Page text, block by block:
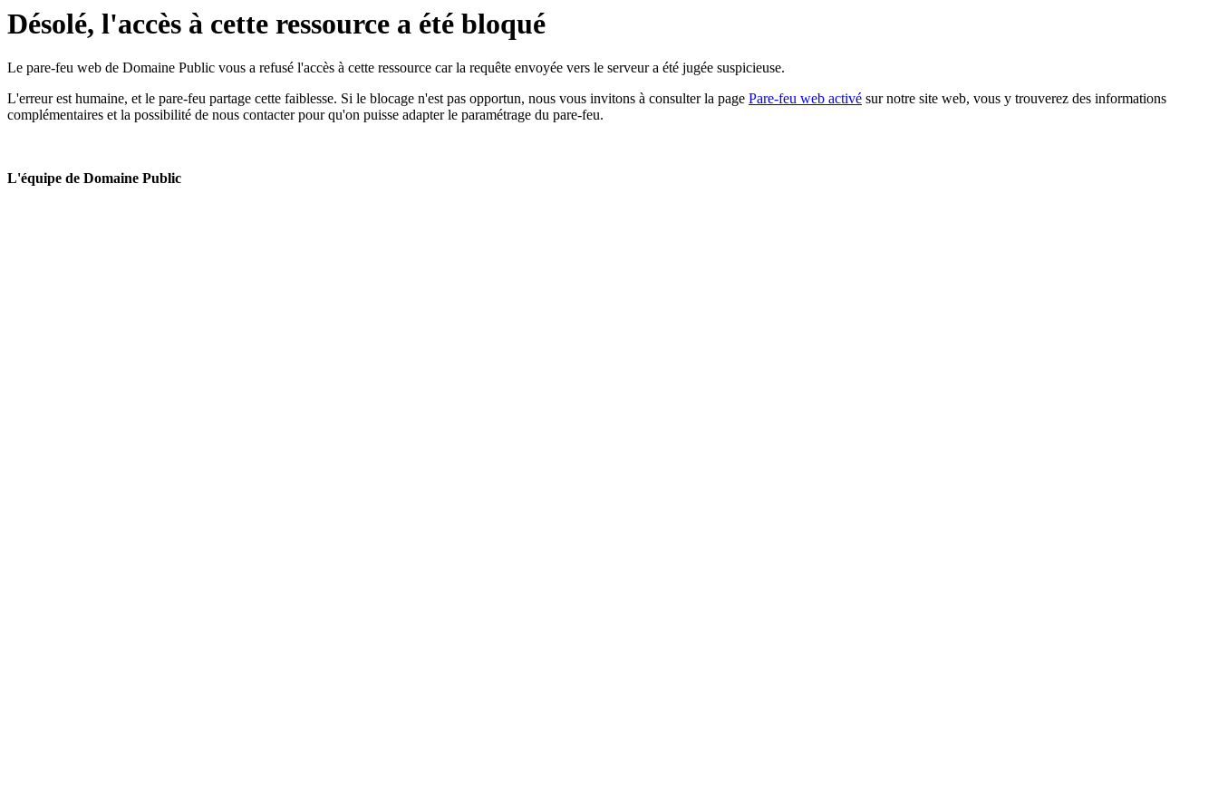
Désolé, l'accès à cette ressource a été bloqué
Le pare-feu web de Domaine Public vous a refusé l'accès à cette ressource car la requête envoyée vers le serveur a été jugée suspicieuse.
L'erreur est humaine, et le pare-feu partage cette faiblesse. Si le blocage n'est pas opportun, nous vous invitons à consulter la page Pare-feu web activé sur notre site web, vous y trouverez des informations
complémentaires et la possibilité de nous contacter pour qu'on puisse adapter le paramétrage du pare-feu.
L'équipe de Domaine Public